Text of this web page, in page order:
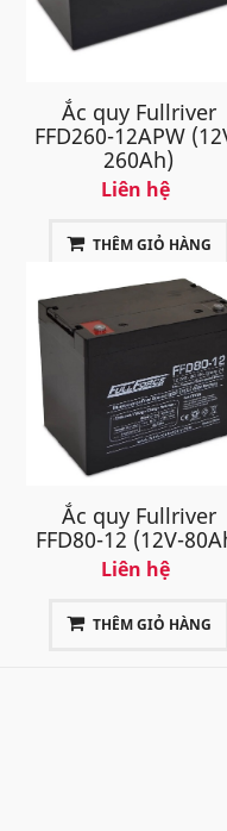
Ắc quy Fullriver
FFD260-12APW
260Ah)
Liên hệ
THÊM GIỎ HÀNG
Ắc quy Fullriver
FFD80-12 (12V-
Liên hệ
THÊM GIỎ HÀNG